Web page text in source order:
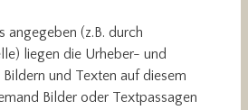
angegeben (z.B. durch
liegen die Urheber- und
und Texten auf diesem
Bilder oder Textpassagen